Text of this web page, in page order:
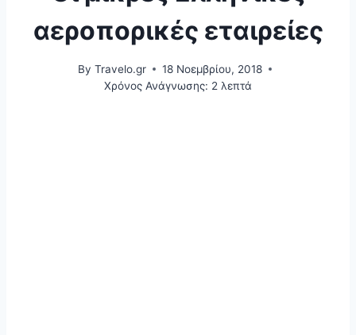
αεροπορικές εταιρείες
By Travelo.gr
18 Νοεμβρίου, 2018
Χρόνος Ανάγνωσης: 2 λεπτά